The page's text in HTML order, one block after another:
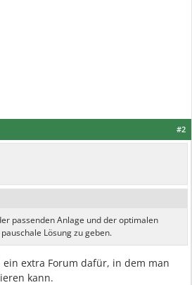
#2
passenden Anlage und der optimalen
Lösung zu geben.
ein extra Forum dafür, in dem man
kann.